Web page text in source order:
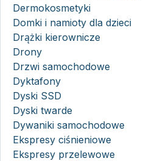
Dermokosmetyki
Domki i namioty dla dzieci
Drążki kierownicze
Drony
Drzwi samochodowe
Dyktafony
Dyski SSD
Dyski twarde
Dywaniki samochodowe
Ekspresy ciśnieniowe
Ekspresy przelewowe